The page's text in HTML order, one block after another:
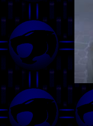
liste.
04/07/2026 -Ajout d'un
Ajout du dessin animé
04/07/2026 -
Ajout d'un
Ajout du dessin animé